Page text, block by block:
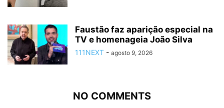
Faustão faz aparição especial na
TV e homenageia João Silva
111NEXT - agosto 9, 2026
NO COMMENTS